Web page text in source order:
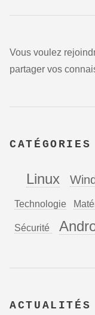
Vous voulez
partager vos
Linux
Technologie
Sécurité